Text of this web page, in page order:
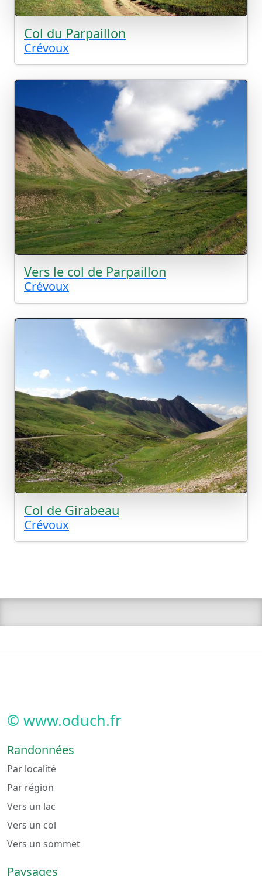
Col du Parpaillon
Crévoux
Vers le col de Parpaillon
Crévoux
Col de Girabeau
Crévoux
© www.oduch.fr
Randonnées
Par localité
Par région
Vers un lac
Vers un col
Vers un sommet
Paysages